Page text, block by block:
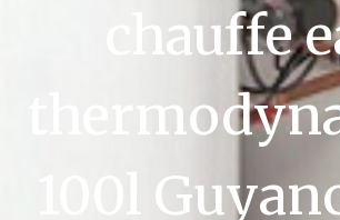
chauffe
100l